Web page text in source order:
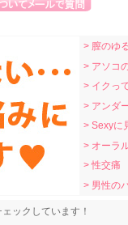
> 膣のゆ
> アソコ
> イクっ
> アンダ
> Sexyに
> オーラ
> 性交痛
> 男性の
ックしています！